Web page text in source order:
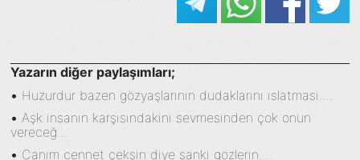
Yazarın diğer paylaşımları;
• Huzurdur bazen gözyaşlarının dudaklarını ıslatması....
•Aşk insanın karşısındakini sevmesinden çok onun
vereceğ...
• Canım cennet çeksin diye sanki gözlerin....